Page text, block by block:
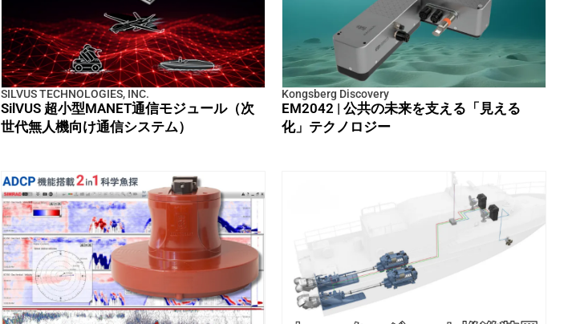
SILVUS TECHNOLOGIES, INC.
SilVUS 超小型MANET通信モジュール（次
世代無人機向け通信システム）
Kongsberg Discovery
EM2042 | 公共の未来を支える「見える
化」テクノロジー